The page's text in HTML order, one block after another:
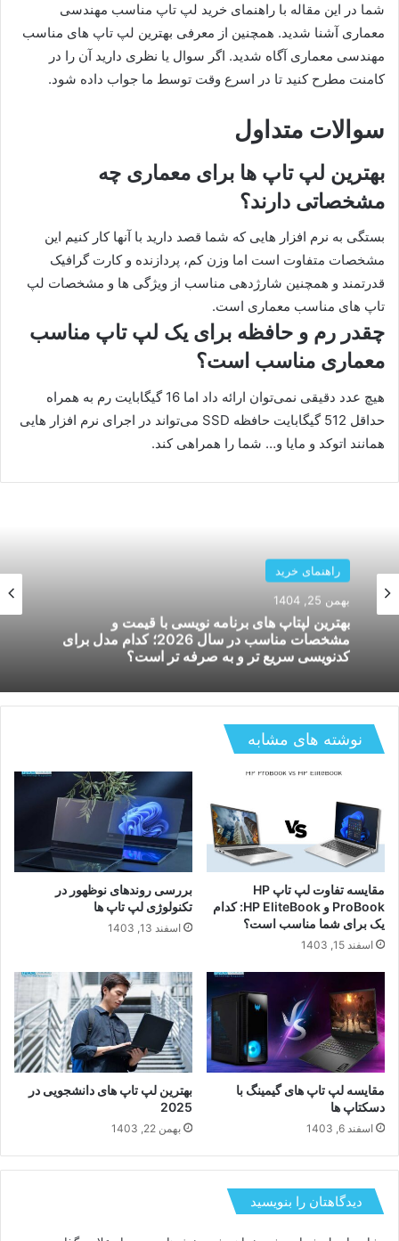
شما در این مقاله با راهنمای خرید لپ تاپ مناسب مهندسی
معماری آشنا شدید. همچنین از معرفی بهترین لپ تاپ های مناسب
مهندسی معماری آگاه شدید. اگر سوال یا نظری دارید آن را در
کامنت مطرح کنید تا در اسرع وقت توسط ما جواب داده شود.
سوالات متداول
بهترین لپ تاپ ها برای معماری چه
مشخصاتی دارند؟
بستگی به نرم افزار هایی که شما قصد دارید با آنها کار کنیم این
مشخصات متفاوت است اما وزن کم، پردازنده و کارت گرافیک
قدرتمند و همچنین شارژدهی مناسب از ویژگی ها و مشخصات لپ
تاپ های مناسب معماری است.
چقدر رم و حافظه برای یک لپ تاپ مناسب
معماری مناسب است؟
هیچ عدد دقیقی نمی‌توان ارائه داد اما 16 گیگابایت رم به همراه
حداقل 512 گیگابایت حافظه SSD می‌تواند در اجرای نرم افزار هایی
همانند اتوکد و مایا و… شما را همراهی کند.
راهنمای خرید
بهمن 25, 1404
بهترین لپتاپ های برنامه نویسی با قیمت و
کدنویسی سریع تر و به صرفه تر است؟
لپ تاپ
دی 14, 1404
۵ انتخاب هوشمندانه برای خرید لپ تاپ گیمینگ
ارزان – بهترین لپ تاپ گیمینگ ارزان در ایران
نوشته های مشابه
مقایسه تفاوت لپ تاپ HP
ProBook و HP EliteBook: کدام
یک برای شما مناسب است؟
اسفند 15, 1403
بررسی روندهای نوظهور در
تکنولوژی لپ تاپ ها
اسفند 13, 1403
مقایسه لپ تاپ های گیمینگ با
دسکتاپ ها
اسفند 6, 1403
بهترین لپ تاپ های دانشجویی در
2025
بهمن 22, 1403
دیدگاهتان را بنویسید